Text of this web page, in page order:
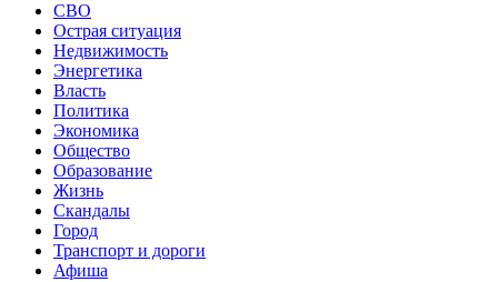
СВО
Острая ситуация
Недвижимость
Энергетика
Власть
Политика
Экономика
Общество
Образование
Жизнь
Скандалы
Город
Транспорт и дороги
Афиша